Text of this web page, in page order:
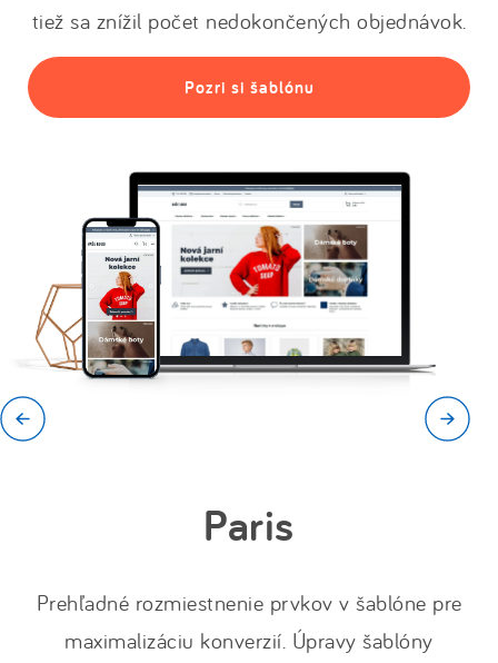
tiež sa znížil počet nedokončených objednávok.
Pozri si šablónu
Paris
Prehľadné rozmiestnenie prvkov v šablóne pre
maximalizáciu konverzií. Úpravy šablóny